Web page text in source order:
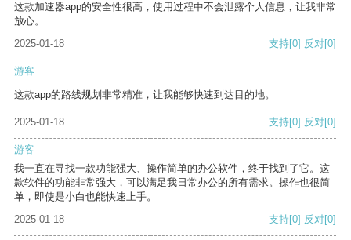
这款加速器app的安全性很高，使用过程中不会泄露个人信息，让我非常
放心。
2025-01-18
支持[0] 反对[0]
游客
这款app的路线规划非常精准，让我能够快速到达目的地。
2025-01-18 支持[0] 反对[0]
游客
我一直在寻找一款功能强大、操作简单的办公软件，终于找到了它。这
款软件的功能非常强大，可以满足我日常办公的所有需求。操作也很简
单，即使是小白也能快速上手。
2025-01-18
支持[0] 反对[0]